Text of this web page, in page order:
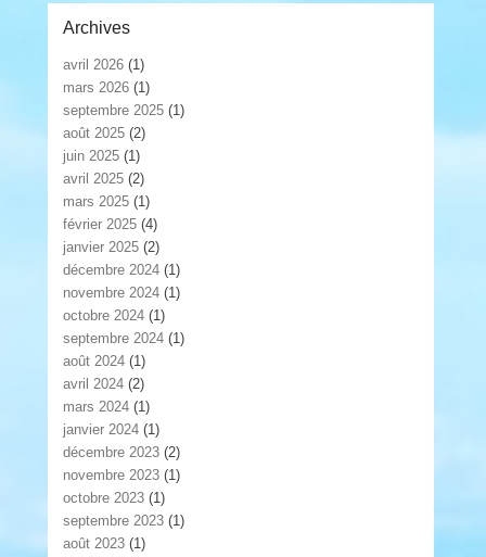
Archives
avril 2026 (1)
mars 2026 (1)
septembre 2025 (1)
août 2025 (2)
juin 2025 (1)
avril 2025 (2)
mars 2025 (1)
février 2025 (4)
janvier 2025 (2)
décembre 2024 (1)
novembre 2024 (1)
octobre 2024 (1)
septembre 2024 (1)
août 2024 (1)
avril 2024 (2)
mars 2024 (1)
janvier 2024 (1)
décembre 2023 (2)
novembre 2023 (1)
octobre 2023 (1)
septembre 2023 (1)
août 2023 (1)